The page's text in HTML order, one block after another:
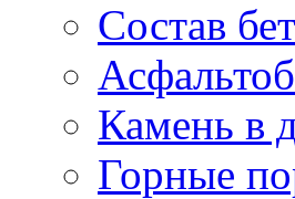
Состав
Камень в
Горные